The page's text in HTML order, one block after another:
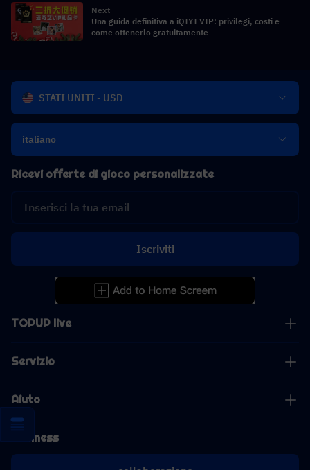
Next
Una guida definitiva a iQIYI VIP: privilegi, costi e
come ottenerlo gratuitamente
STATI UNITI - USD
italiano
TOPUP live
Servizio
Aiuto
Business
Ricevi offerte di gioco personalizzate
Iscriviti